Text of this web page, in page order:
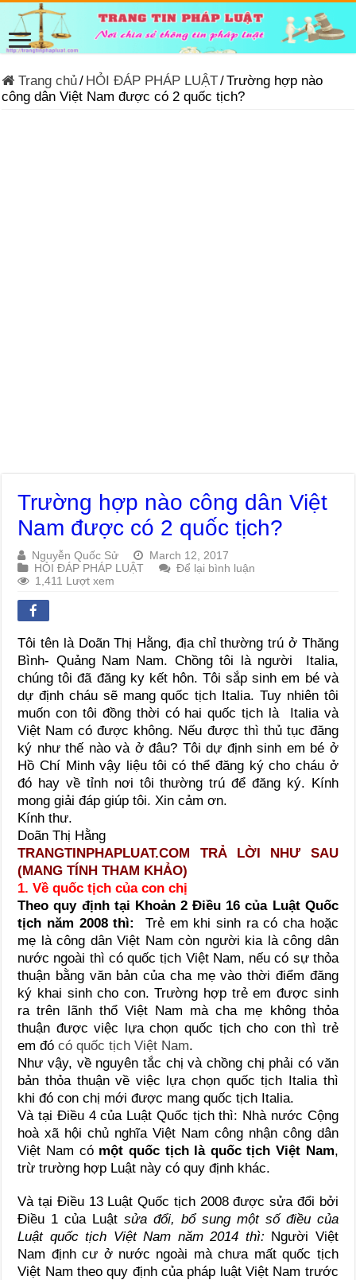
Trang chủ/ HỎI ĐÁP PHÁP LUẬT/Trường hợp nào
công dân Việt Nam được có 2 quốc tịch?
Trường hợp nào công dân Việt
Nam được có 2 quốc tịch?
Nguyễn Quốc Sử
March 12, 2017
HỎI ĐÁP PHÁP LUẬT
Để lại bình luận
1,411 Lượt xem
Tôi tên là Doãn Thị Hằng, địa chỉ thường trú ở Thăng
Bình- Quảng Nam Nam. Chồng tôi là người Italia,
chúng tôi đã đăng ky kết hôn. Tôi sắp sinh em bé và
dự định cháu sẽ mang quốc tịch Italia. Tuy nhiên tôi
muốn con tôi đồng thời có hai quốc tịch là Italia và
Việt Nam có được không. Nếu được thì thủ tục đăng
ký như thế nào và ở đâu? Tôi dự định sinh em bé ở
Hồ Chí Minh vậy liệu tôi có thể đăng ký cho cháu ở
đó hay về tỉnh nơi tôi thường trú để đăng ký. Kính
mong giải đáp giúp tôi. Xin cảm ơn.
Kính thư.
Doãn Thị Hằng
TRANGTINPHAPLUAT.COM TRẢ LỜI NHƯ SAU
(MANG TÍNH THAM KHẢO)
1. Về quốc tịch của con chị
Theo quy định tại Khoản 2 Điều 16 của Luật Quốc
tịch năm 2008 thì: Trẻ em khi sinh ra có cha hoặc
mẹ là công dân Việt Nam còn người kia là công dân
nước ngoài thì có quốc tịch Việt Nam, nếu có sự thỏa
thuận bằng văn bản của cha mẹ vào thời điểm đăng
ký khai sinh cho con. Trường hợp trẻ em được sinh
ra trên lãnh thổ Việt Nam mà cha mẹ không thỏa
thuận được việc lựa chọn quốc tịch cho con thì trẻ
em đócó quốc tịch Việt Nam.
Như vậy, về nguyên tắc chị và chồng chị phải có văn
bản thỏa thuận về việc lựa chọn quốc tịch Italia thì
khi đó con chị mới được mang quốc tịch Italia.
Và tại Điều 4 của Luật Quốc tịch thì: Nhà nước Cộng
hoà xã hội chủ nghĩa Việt Nam công nhận công dân
Việt Nam có một quốc tịch là quốc tịch Việt Nam,
trừ trường hợp Luật này có quy định khác.
Và tại Điều 13 Luật Quốc tịch 2008 được sửa đổi bởi
Điều 1 của Luậtsửa đổi, bổ sung một số điều của
Luật quốc tịch Việt Nam năm 2014 thì: Người Việt
Nam định cư ở nước ngoài mà chưa mất quốc tịch
Việt Nam theo quy định của pháp luật Việt Nam trước